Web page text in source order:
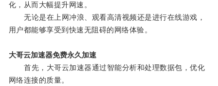
化，从而大幅提升网速。
无论是在上网冲浪、观看高清视频还是进行在线游戏，
用户都能够享受到快速无阻碍的网络体验。
大哥云加速器免费永久加速
首先，大哥云加速器通过智能分析和处理数据包，优化
网络连接的质量。